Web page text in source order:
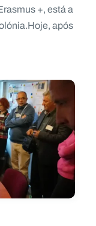
+, está a
após